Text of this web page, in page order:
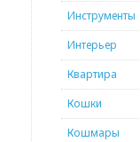
Инструменты
Интерьер
Квартира
Кошки
Кошмары